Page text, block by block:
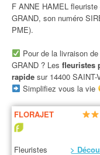
F ANNE HAMEL
GRAND, son numéro
PME).
Pour de la livraison
GRAND ? Les fleuristes
rapide sur 14400 SAINT-
Simplifiez vous la vie
FLORAJET
Fleuristes
>